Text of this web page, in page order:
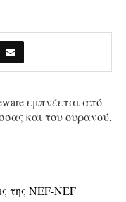
εμπνέεται από
και του ουρανού,
της NEF-NEF